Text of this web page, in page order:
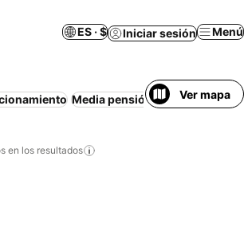
ES · $ Iniciar sesión Menú
Media pensión Departamento
Ver mapa
en los resultados